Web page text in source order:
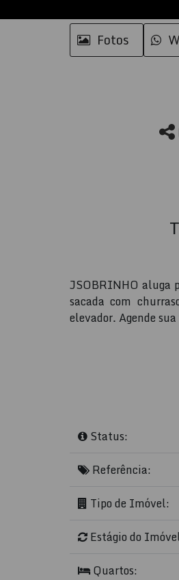
Fotos
JSOBRINHO aluga
sacada com
elevador. Agende
Status:
Referência:
Tipo de Imóvel:
Estágio do
Quartos: